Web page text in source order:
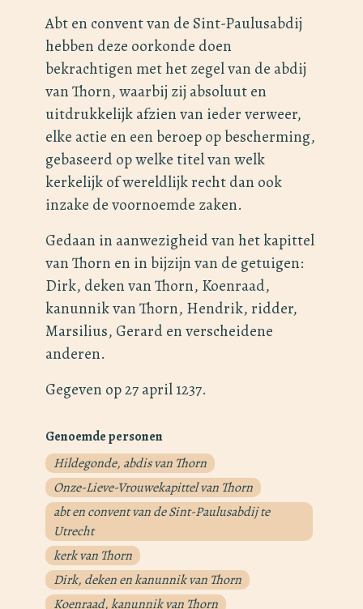
Abt en convent van de Sint-Paulusabdij
hebben deze oorkonde doen
bekrachtigen met het zegel van de abdij
van Thorn, waarbij zij absoluut en
uitdrukkelijk afzien van ieder verweer,
elke actie en een beroep op bescherming,
gebaseerd op welke titel van welk
kerkelijk of wereldlijk recht dan ook
inzake de voornoemde zaken.
Gedaan in aanwezigheid van het kapittel
van Thorn en in bijzijn van de getuigen:
Dirk, deken van Thorn, Koenraad,
kanunnik van Thorn, Hendrik, ridder,
Marsilius, Gerard en verscheidene
anderen.
Gegeven op 27 april 1237.
Genoemde personen
Hildegonde, abdis van Thorn
Onze-Lieve-Vrouwekapittel van Thorn
abt en convent van de Sint-Paulusabdij te
Utrecht
kerk van Thorn
Dirk, deken en kanunnik van Thorn
Koenraad, kanunnik van Thorn